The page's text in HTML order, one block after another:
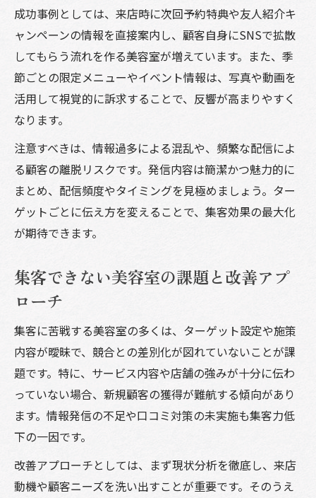
成功事例としては、来店時に次回予約特典や友人紹介キ
ャンペーンの情報を直接案内し、顧客自身にSNSで拡散
してもらう流れを作る美容室が増えています。また、季
節ごとの限定メニューやイベント情報は、写真や動画を
活用して視覚的に訴求することで、反響が高まりやすく
なります。
注意すべきは、情報過多による混乱や、頻繁な配信によ
る顧客の離脱リスクです。発信内容は簡潔かつ魅力的に
まとめ、配信頻度やタイミングを見極めましょう。ター
ゲットごとに伝え方を変えることで、集客効果の最大化
が期待できます。
集客できない美容室の課題と改善アプ
ローチ
集客に苦戦する美容室の多くは、ターゲット設定や施策
内容が曖昧で、競合との差別化が図れていないことが課
題です。特に、サービス内容や店舗の強みが十分に伝わ
っていない場合、新規顧客の獲得が難航する傾向があり
ます。情報発信の不足や口コミ対策の未実施も集客力低
下の一因です。
改善アプローチとしては、まず現状分析を徹底し、来店
動機や顧客ニーズを洗い出すことが重要です。そのうえ